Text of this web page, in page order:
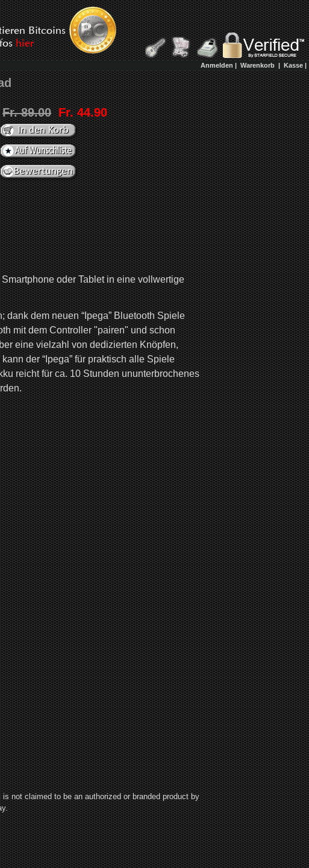
Anmelden | Warenkorb | Kasse |
Fr. 89.00 Fr. 44.90
oder Tablet in eine vollwertige
dem neuen “Ipega” Bluetooth Spiele
mit dem Controller "pairen" und schon
eine vielzahl von dedizierten Knöpfen,
der “Ipega” für praktisch alle Spiele
reicht für ca. 10 Stunden ununterbrochenes
not claimed to be an authorized or branded product by